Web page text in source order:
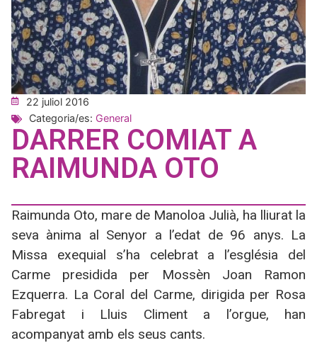
22 juliol 2016
Categoria/es: General
DARRER COMIAT A
RAIMUNDA OTO
Raimunda Oto, mare de Manoloa Julià, ha lliurat la
seva ànima al Senyor a l’edat de 96 anys. La
Missa exequial s’ha celebrat a l’església del
Carme presidida per Mossèn Joan Ramon
Ezquerra. La Coral del Carme, dirigida per Rosa
Fabregat i Lluis Climent a l’orgue, han
acompanyat amb els seus cants.